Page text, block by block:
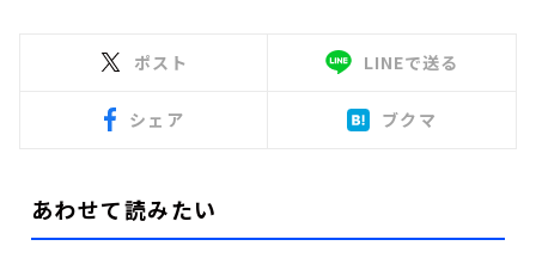
ポスト LINEで送る
シェア ブクマ
あわせて読みたい